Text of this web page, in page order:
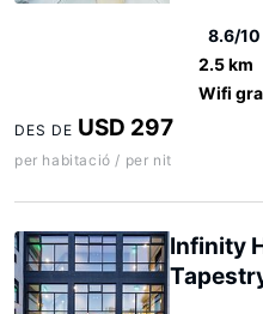
8.6/10
2.5 km
Wifi
DES DE USD 297
per habitació / per nit
Infinity